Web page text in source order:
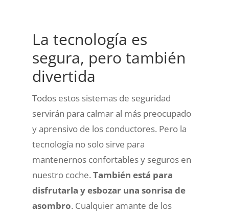
La tecnología es
segura, pero también
divertida
Todos estos sistemas de seguridad
servirán para calmar al más preocupado
y aprensivo de los conductores. Pero la
tecnología no solo sirve para
mantenernos confortables y seguros en
nuestro coche. También está para
disfrutarla y esbozar una sonrisa de
asombro. Cualquier amante de los